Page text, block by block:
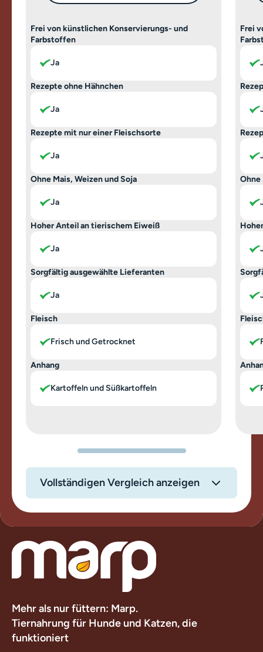
Frei von künstlichen Konservierungs- und
Farbstoffen
Ja
Rezepte ohne Hähnchen
Ja
Rezepte mit nur einer Fleischsorte
Ja
Ohne Mais, Weizen und Soja
Ja
Hoher Anteil an tierischem Eiweiß
Ja
Sorgfältig ausgewählte Lieferanten
Ja
Fleisch
Frisch und Getrocknet
Anhang
Kartoffeln und Süßkartoffeln
Frei
Ohne
Vollständigen Vergleich anzeigen
Mehr als nur füttern: Marp.
Tiernahrung für Hunde und Katzen, die
funktioniert